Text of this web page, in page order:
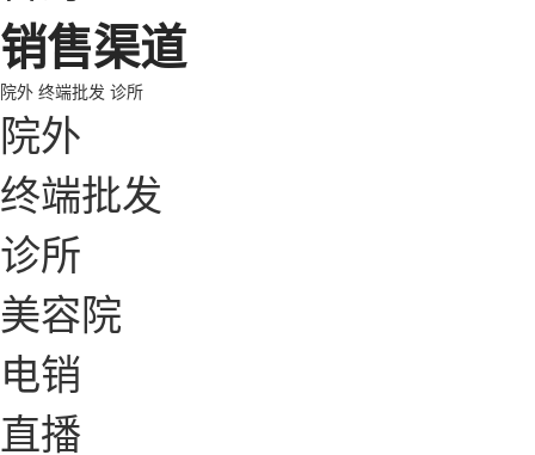
销售渠道
院外 终端批发 诊所
院外
终端批发
诊所
美容院
电销
直播